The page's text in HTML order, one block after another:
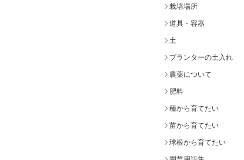
栽培場所
道具・容器
土
プランターの土入れ
農薬について
肥料
種から育てたい
苗から育てたい
球根から育てたい